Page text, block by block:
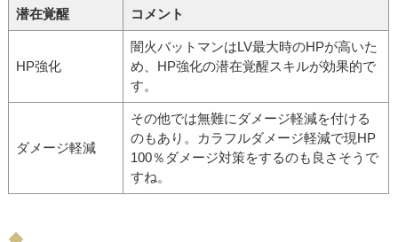
潜在覚醒 コメント
HP強化
闇火バットマンはLV最大時のHPが高いた
め、HP強化の潜在覚醒スキルが効果的で
す。
ダメージ軽減
その他では無難にダメージ軽減を付ける
のもあり。カラフルダメージ軽減で現HP
100％ダメージ対策をするのも良さそうで
すね。